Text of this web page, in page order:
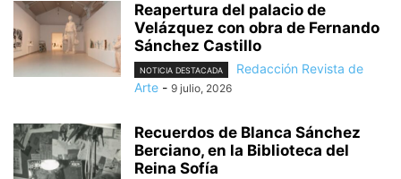
Reapertura del palacio de
Velázquez con obra de Fernando
Sánchez Castillo
NOTICIA DESTACADA
Redacción Revista de
Arte - 9 julio, 2026
Recuerdos de Blanca Sánchez
Berciano, en la Biblioteca del
Reina Sofía